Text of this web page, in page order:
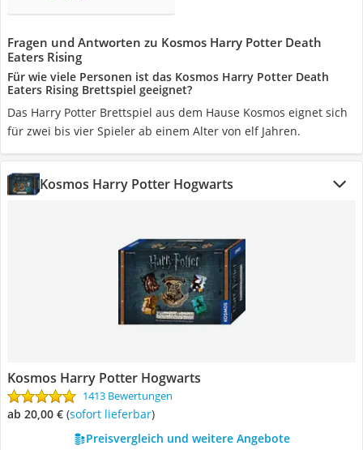
Fragen und Antworten zu Kosmos Harry Potter Death
Eaters Rising
Für wie viele Personen ist das Kosmos Harry Potter Death
Eaters Rising Brettspiel geeignet?
Das Harry Potter Brettspiel aus dem Hause Kosmos eignet sich
für zwei bis vier Spieler ab einem Alter von elf Jahren.
Kosmos Harry Potter Hogwarts
Kosmos Harry Potter Hogwarts
1413 Bewertungen
ab 20,00 € ( Sofort lieferbar)
Preisvergleich und weitere Angebote